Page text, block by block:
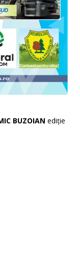
BUZOIAN ediție